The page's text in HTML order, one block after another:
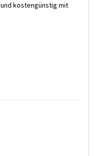
kostengünstig mit